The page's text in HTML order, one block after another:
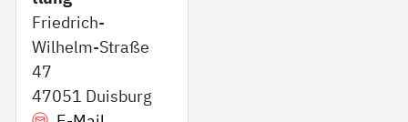
Friedrich-
Wilhelm-Straße
47
47051 Duisburg